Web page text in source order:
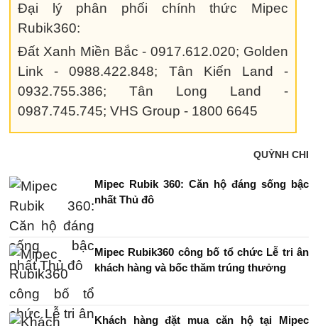
Đại lý phân phối chính thức Mipec
Rubik360:
Đất Xanh Miền Bắc - 0917.612.020; Golden
Link - 0988.422.848; Tân Kiến Land -
0932.755.386; Tân Long Land -
0987.745.745; VHS Group - 1800 6645
QUỲNH CHI
Mipec Rubik 360: Căn hộ đáng sống bậc
nhất Thủ đô
Mipec Rubik360 công bố tổ chức Lễ tri ân
khách hàng và bốc thăm trúng thưởng
Khách hàng đặt mua căn hộ tại Mipec